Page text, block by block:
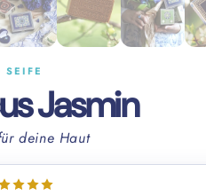
SEIFE
Jasmin
deine Haut